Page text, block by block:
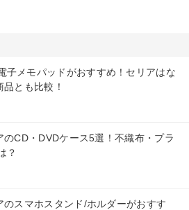
子メモパッドがおすすめ！セリアはな
とも比較！
のCD・DVDケース5選！不織布・プラ
？
のスマホスタンド/ホルダーがおすす